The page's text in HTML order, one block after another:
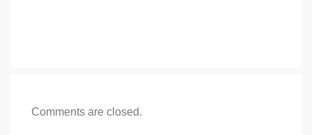
Comments are closed.